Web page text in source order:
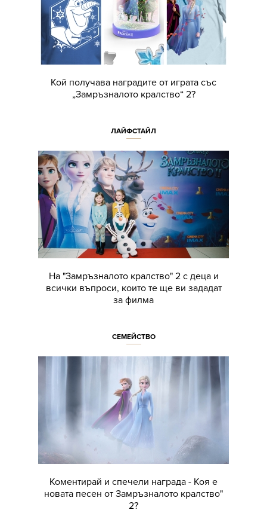
Кой получава наградите от играта със
„Замръзналото кралство“ 2?
ЛАЙФСТАЙЛ
На "Замръзналото кралство" 2 с деца и
всички въпроси, които те ще ви зададат
за филма
СЕМЕЙСТВО
Коментирай и спечели награда - Коя е
новата песен от Замръзналото кралство"
2?